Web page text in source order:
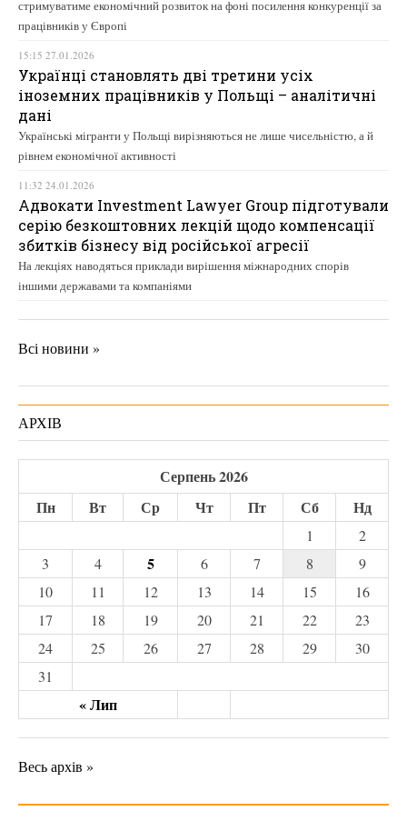
стримуватиме економічний розвиток на фоні посилення конкуренції за
працівників у Європі
15:15 27.01.2026
Українці становлять дві третини усіх
іноземних працівників у Польщі – аналітичні
дані
Українські мігранти у Польщі вирізняються не лише чисельністю, а й
рівнем економічної активності
11:32 24.01.2026
Адвокати Investment Lawyer Group підготували
серію безкоштовних лекцій щодо компенсації
збитків бізнесу від російської агресії
На лекціях наводяться приклади вирішення міжнародних спорів
іншими державами та компаніями
Всі новини »
АРХІВ
Серпень 2026
Пн
Вт Ср Чт Пт Сб Нд
« Лип
1
2
3
4 5 6 7 8
9
10
11 12 13 14 15
16
17
18 19 20 21 22
23
24
25 26 27 28 29
30
31
Весь архів »